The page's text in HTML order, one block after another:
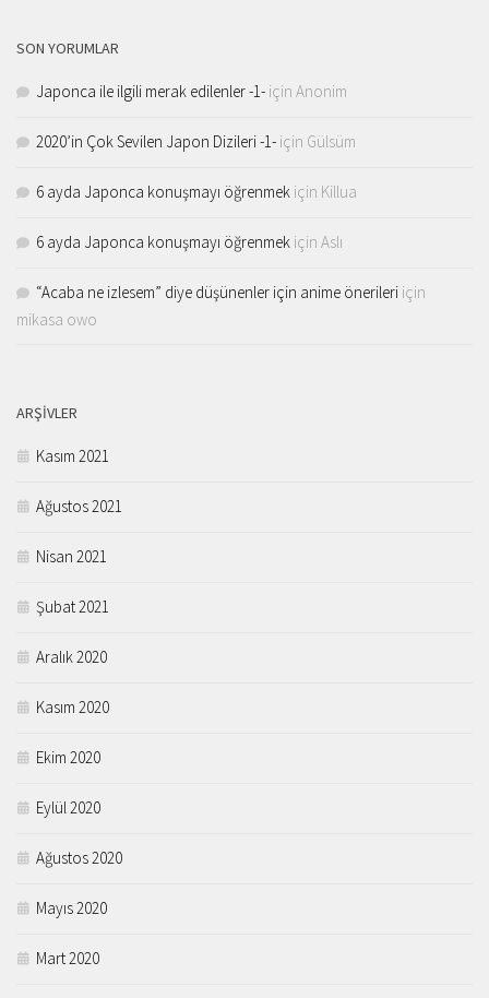
SON YORUMLAR
Japonca ile ilgili merak edilenler -1- için Anonim
2020’in Çok Sevilen Japon Dizileri -1- için Gülsüm
6 ayda Japonca konuşmayı öğrenmek için Killua
6 ayda Japonca konuşmayı öğrenmek için Aslı
“Acaba ne izlesem” diye düşünenler için anime önerileri için
mikasa owo
ARŞIVLER
Kasım 2021
Ağustos 2021
Nisan 2021
Şubat 2021
Aralık 2020
Kasım 2020
Ekim 2020
Eylül 2020
Ağustos 2020
Mayıs 2020
Mart 2020